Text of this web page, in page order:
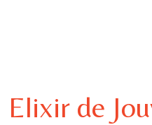
Elixir de